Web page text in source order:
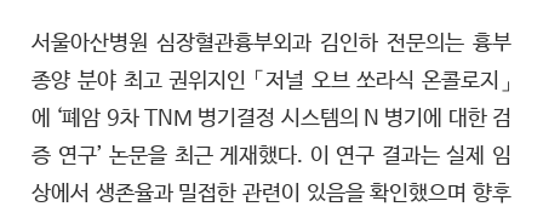
서울아산병원 심장혈관흉부외과 김인하 전문의는 흉부
종양 분야 최고 권위지인 「저널 오브 쏘라식 온콜로지」
에 ‘폐암 9차 TNM 병기결정 시스템의 N 병기에 대한 검
증 연구’ 논문을 최근 게재했다. 이 연구 결과는 실제 임
상에서 생존율과 밀접한 관련이 있음을 확인했으며 향후